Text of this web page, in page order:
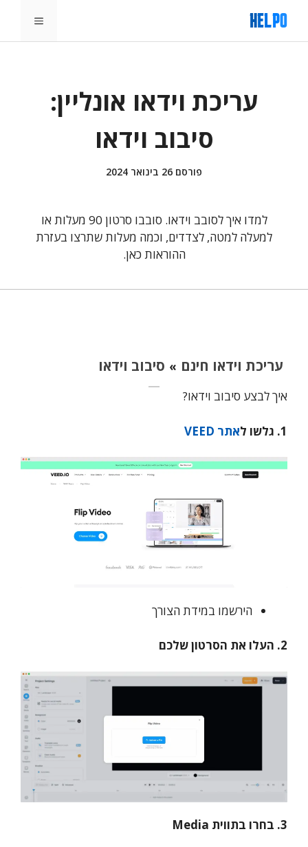
לתוכן
תפריט
עריכת וידאו אונליין:
סיבוב וידאו
פורסם 26 בינואר 2024
למדו איך לסובב וידאו. סובבו סרטון 90 מעלות או
למעלה למטה, לצדדים, וכמה מעלות שתרצו בעזרת
ההוראות כאן.
עריכת וידאו חינם » סיבוב וידאו
איך לבצע סיבוב וידאו?
1. גלשו ל אתר VEED
הירשמו במידת הצורך
2. העלו את הסרטון שלכם
3. בחרו בתווית Media